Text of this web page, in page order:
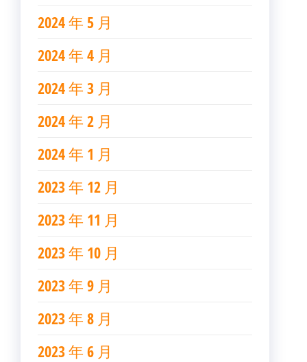
2024 年 5 月
2024 年 4 月
2024 年 3 月
2024 年 2 月
2024 年 1 月
2023 年 12 月
2023 年 11 月
2023 年 10 月
2023 年 9 月
2023 年 8 月
2023 年 6 月